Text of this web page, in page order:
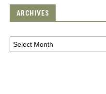
ARCHIVES